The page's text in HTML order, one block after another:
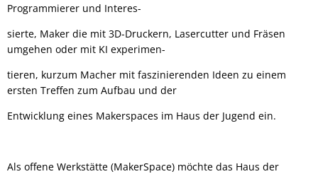
Programmierer und Interes-
sierte, Maker die mit 3D-Druckern, Lasercutter und Fräsen
umgehen oder mit KI experimen-
tieren, kurzum Macher mit faszinierenden Ideen zu einem
ersten Treffen zum Aufbau und der
Entwicklung eines Makerspaces im Haus der Jugend ein.
Als offene Werkstätte (MakerSpace) möchte das Haus der